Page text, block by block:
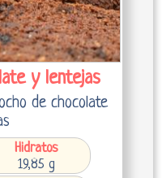
y lentejas
de chocolate
Hidratos
19,85 g